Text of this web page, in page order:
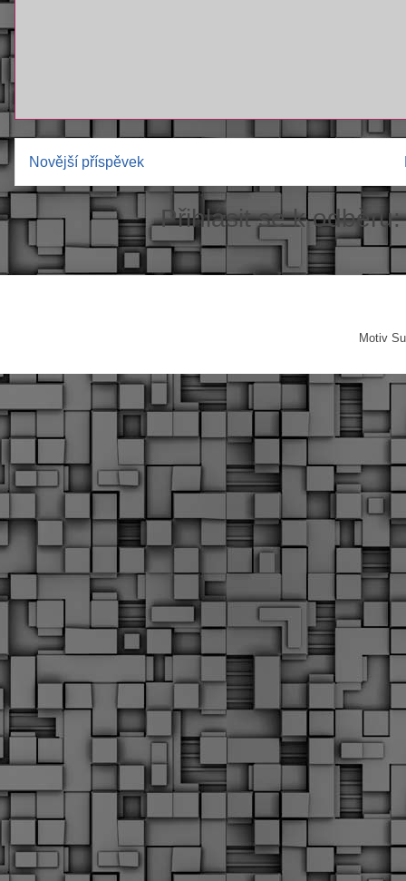
Novější příspěvek
Přihlásit se k
Motiv